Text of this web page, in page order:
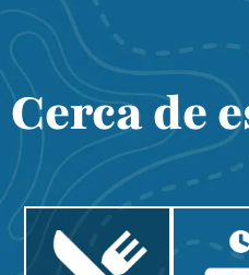
Cerca de